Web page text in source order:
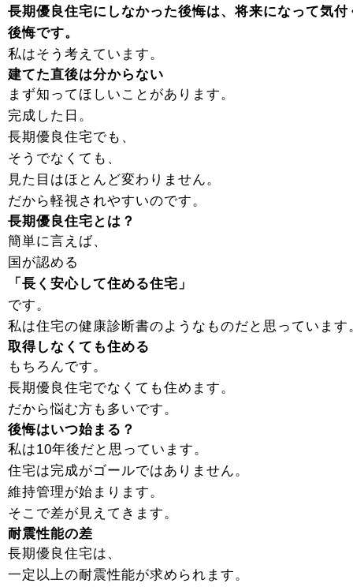
長期優良住宅にしなかった後悔は、将来になって気付
後悔です。
私はそう考えています。
建てた直後は分からない
まず知ってほしいことがあります。
完成した日。
長期優良住宅でも、
そうでなくても、
見た目はほとんど変わりません。
だから軽視されやすいのです。
長期優良住宅とは？
簡単に言えば、
国が認める
「長く安心して住める住宅」
です。
私は住宅の健康診断書のようなものだと思っています
取得しなくても住める
もちろんです。
長期優良住宅でなくても住めます。
だから悩む方も多いです。
後悔はいつ始まる？
私は10年後だと思っています。
住宅は完成がゴールではありません。
維持管理が始まります。
そこで差が見えてきます。
耐震性能の差
長期優良住宅は、
一定以上の耐震性能が求められます。